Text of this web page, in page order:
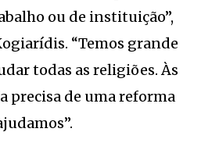
ou de instituição”,
“Temos grande
todas as religiões. Às
precisa de uma reforma